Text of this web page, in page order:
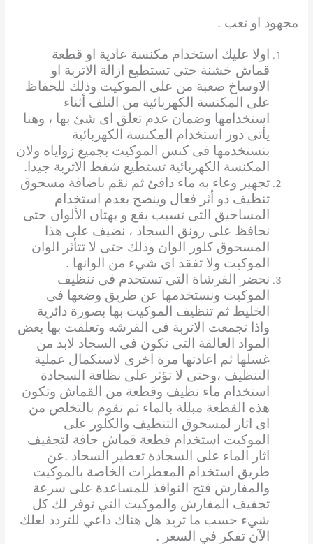
مجهود او تعب .
اولا عليك استخدام مكنسة عادية او قطعة
قماش خشنة حتى تستطيع ازالة الاتربة او
الاوساخ صعبة من على الموكيت وذلك للحفاظ
على المكنسة الكهربائية من التلف أثناء
استخدامها وضمان عدم تعلق اى شئ بها ، وهنا
يأتى دور استخدام المكنسة الكهربائية
بنستخدمها فى كنس الموكيت بجميع زواياه ولان
المكنسة الكهربائية تستطيع شفط الاتربة جيدا.
تجهيز وعاء به ماء دافئ ثم نقم باضافة مسحوق
تنظيف ذو أثر فعال وينصح بعدم استخدام
المساحيق التى تسبب بقع و بهتان الألوان حتى
نحافظ على رونق السجاد ، نضيف على هذا
المسحوق كلور الوان وذلك حتى لا تتأثر الوان
الموكيت ولا تفقد اى شيء من الوانها .
نحضر الفرشاة التى تستخدم فى تنظيف
الموكيت ونستخدمها عن طريق وضعها فى
الخليط ثم تنظيف الموكيت بها بصورة دائرية
واذا تجمعت الاتربة فى الفرشه وتعلقت بها بعض
المواد العالقة التى تكون فى السجاد لابد من
غسلها ثم اعادتها مرة اخرى لاستكمال عملية
التنظيف ،وحتى لا تؤثر على نظافة السجادة
استخدام ماء نظيف وقطعة من القماش وتكون
هذه القطعة مبللة بالماء ثم نقوم بالتخلص من
اى اثار لمسحوق التنظيف والكلور على
الموكيت استخدام قطعة قماش جافة لتجفيف
اثار الماء على السجادة تعطير السجاد .عن
طريق استخدام المعطرات الخاصة بالموكيت
والمفارش فتح النوافذ للمساعدة على سرعة
تجفيف المفارش والموكيت التي توفر لك كل
شيء حسب ما تريد هل هناك داعي للتردد لعلك
الآن تفكر في السعر .